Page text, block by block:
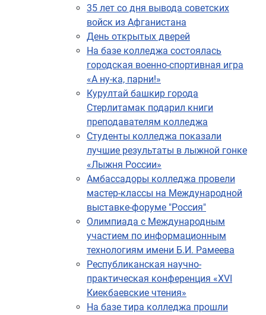
35 лет со дня вывода советских
войск из Афганистана
День открытых дверей
На базе колледжа состоялась
городская военно-спортивная игра
«А ну-ка, парни!»
Курултай башкир города
Стерлитамак подарил книги
преподавателям колледжа
Студенты колледжа показали
лучшие результаты в лыжной гонке
«Лыжня России»
Амбассадоры колледжа провели
мастер-классы на Международной
выставке-форуме "Россия"
Олимпиада с Международным
участием по информационным
технологиям имени Б.И. Рамеева
Республиканская научно-
практическая конференция «XVI
Киекбаевские чтения»
На базе тира колледжа прошли